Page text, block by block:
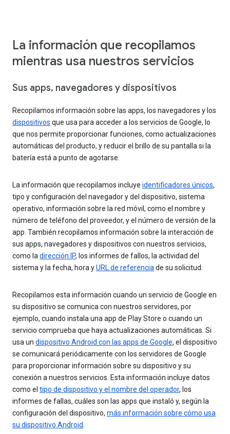
La información que recopilamos
mientras usa nuestros servicios
Sus apps, navegadores y dispositivos
Recopilamos información sobre las apps, los navegadores y los
dispositivos que usa para acceder a los servicios de Google, lo
que nos permite proporcionar funciones, como actualizaciones
automáticas del producto, y reducir el brillo de su pantalla si la
batería está a punto de agotarse.
La información que recopilamos incluye identificadores únicos,
tipo y configuración del navegador y del dispositivo, sistema
operativo, información sobre la red móvil, como el nombre y
número de teléfono del proveedor, y el número de versión de la
app. También recopilamos información sobre la interacción de
sus apps, navegadores y dispositivos con nuestros servicios,
como ladirección IP, los informes de fallos, la actividad del
sistema y la fecha, hora yURL de referenciade su solicitud.
Recopilamos esta información cuando un servicio de Google en
su dispositivo se comunica con nuestros servidores, por
ejemplo, cuando instala una app de Play Store o cuando un
servicio comprueba que haya actualizaciones automáticas. Si
usa un dispositivo Android con las apps de Google, el dispositivo
se comunicará periódicamente con los servidores de Google
para proporcionar información sobre su dispositivo y su
conexión a nuestros servicios. Esta información incluye datos
como el tipo de dispositivo y el nombre del operador, los
informes de fallas, cuáles son las apps que instaló y, según la
configuración del dispositivo, más información sobre cómo usa
su dispositivo Android.